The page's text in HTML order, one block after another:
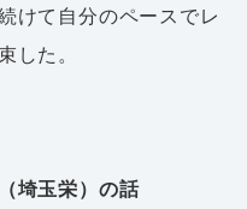
けて自分のペースでレ
した。
埼玉栄）の話